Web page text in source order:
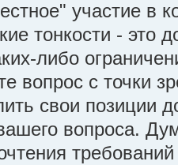
участие в
тонкости - это
либо
вопрос с точки
свои позиции
вопроса.